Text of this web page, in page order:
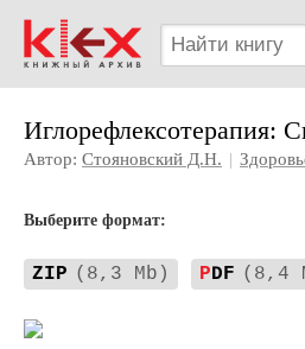
Иглорефлексотерапия:
Автор: Стояновский Д.Н. |
Выберите формат:
ZIP (8,3 Mb) PDF (8,4